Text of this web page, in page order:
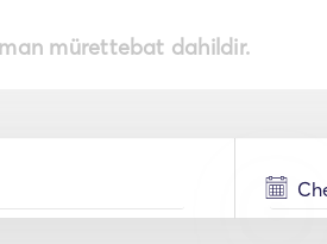
mürettebat dahildir.